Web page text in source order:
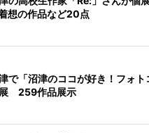
想の作品など20点
で「沼津のココが好き！フォト
259作品展示